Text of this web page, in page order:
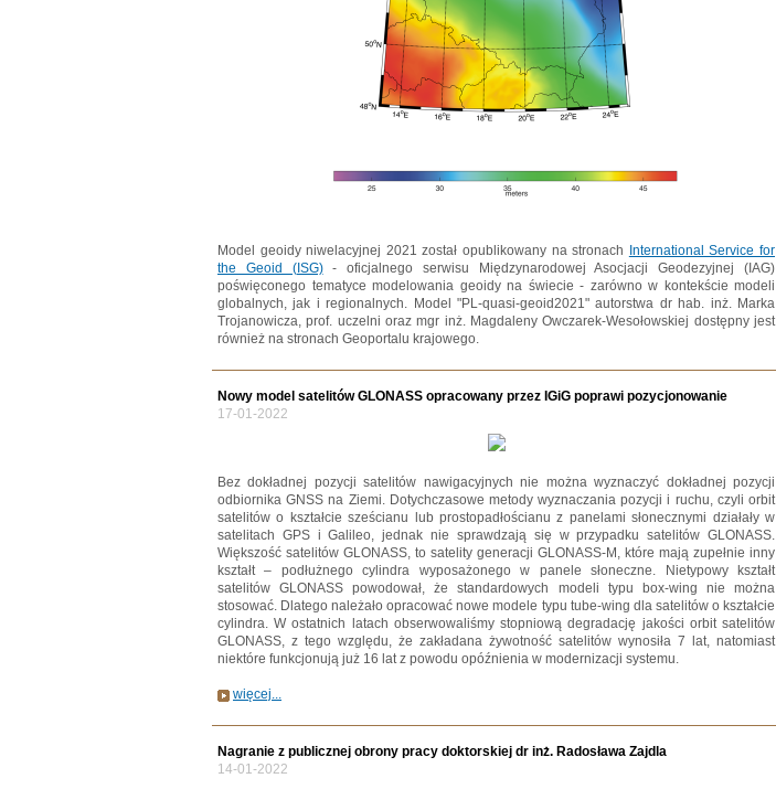
Model geoidy niwelacyjnej 2021 został opublikowany na stronach
International Service for
the Geoid (ISG)- oficjalnego serwisu Międzynarodowej Asocjacji Geodezyjnej (IAG)
poświęconego tematyce modelowania geoidy na świecie - zarówno w kontekście modeli
globalnych, jak i regionalnych. Model "PL-quasi-geoid2021" autorstwa dr hab. inż. Marka
Trojanowicza, prof. uczelni oraz mgr inż. Magdaleny Owczarek-Wesołowskiej dostępny jest
również na stronach Geoportalu krajowego.
Nowy model satelitów GLONASS opracowany przez IGiG poprawi pozycjonowanie
17-01-2022
Bez dokładnej pozycji satelitów nawigacyjnych nie można wyznaczyć dokładnej pozycji
odbiornika GNSS na Ziemi. Dotychczasowe metody wyznaczania pozycji i ruchu, czyli orbit
satelitów o kształcie sześcianu lub prostopadłościanu z panelami słonecznymi działały w
satelitach GPS i Galileo, jednak nie sprawdzają się w przypadku satelitów GLONASS.
Większość satelitów GLONASS, to satelity generacji GLONASS-M, które mają zupełnie inny
kształt – podłużnego cylindra wyposażonego w panele słoneczne. Nietypowy kształt
satelitów GLONASS powodował, że standardowych modeli typu box-wing nie można
stosować. Dlatego należało opracować nowe modele typu tube-wing dla satelitów o kształcie
cylindra. W ostatnich latach obserwowaliśmy stopniową degradację jakości orbit satelitów
GLONASS, z tego względu, że zakładana żywotność satelitów wynosiła 7 lat, natomiast
niektóre funkcjonują już 16 lat z powodu opóźnienia w modernizacji systemu.
więcej...
Nagranie z publicznej obrony pracy doktorskiej dr inż. Radosława Zajdla
14-01-2022